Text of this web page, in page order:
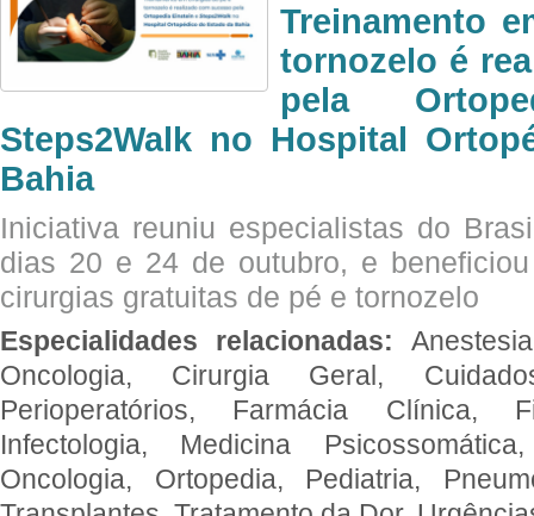
Treinamento
tornozelo é
pela
Steps2Walk no Hospital
Bahia
Iniciativa reuniu especialistas do
dias 20 e 24 de outubro, e
cirurgias gratuitas de pé e tornozelo
Especialidades relacionadas:
Oncologia, Cirurgia Geral,
Perioperatórios, Farmácia Clínica,
Infectologia, Medicina
Oncologia, Ortopedia, Pediatria,